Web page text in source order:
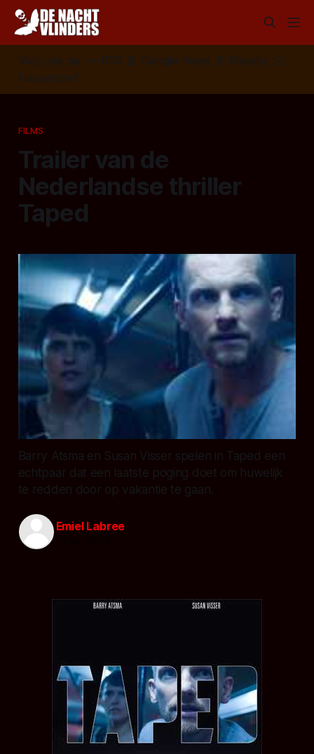
Volg ons op: 📣 RSS 📰 Google News 🦋 Bluesky
✉️
Nieuwsbrief
FILMS
Trailer van de
Nederlandse thriller
Taped
Barry Atsma en Susan Visser spelen in Taped een
echtpaar dat een laatste poging doet om huwelijk
te redden door op vakantie te gaan.
Emiel Labree